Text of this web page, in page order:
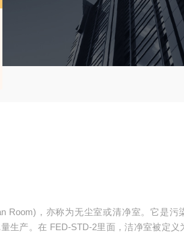
Room)，亦称为无尘室或清净室。它是污
生产。在 FED-STD-2里面，洁净室被定义